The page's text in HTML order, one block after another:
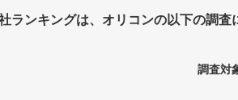
ランキングは、オリコンの以下の調査
調査対